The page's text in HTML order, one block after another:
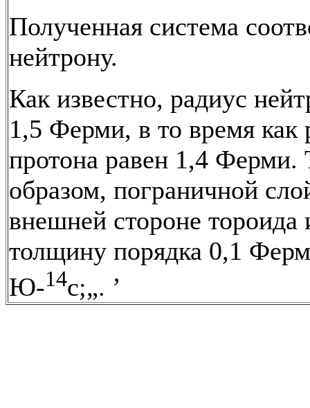
Полученная система
нейтрону.
Как известно, радиус
1,5 Ферми, в то время как
протона равен 1,4 Ферми.
образом, пограничной
внешней стороне тороида
толщину порядка 0,1
Ю-14с;„. ’